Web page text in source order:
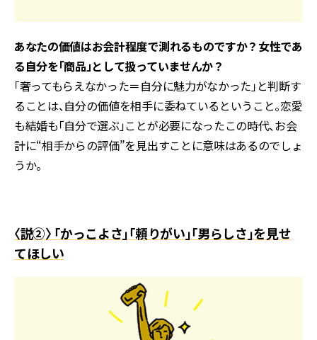
あなたの価値はお会計程度で測れるものですか？女性であ
る自分を「商品」として扱っていませんか？
「奢ってもらえなかった＝自分に魅力がなかった」と判断す
ることは、自分の価値を相手に委ねているということ。恋愛
も結婚も「自分で選ぶ」ことが必要になったこの時代、お会
計に“相手からの評価”を見出すことに意味はあるのでしょ
うか。
〈説②〉 「かっこよさ」「頼りがい」「男らしさ」を見せ
てほしい